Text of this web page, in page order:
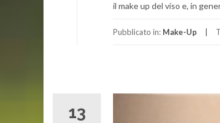
il make up del viso e, in
Pubblicato in: Make-Up
13